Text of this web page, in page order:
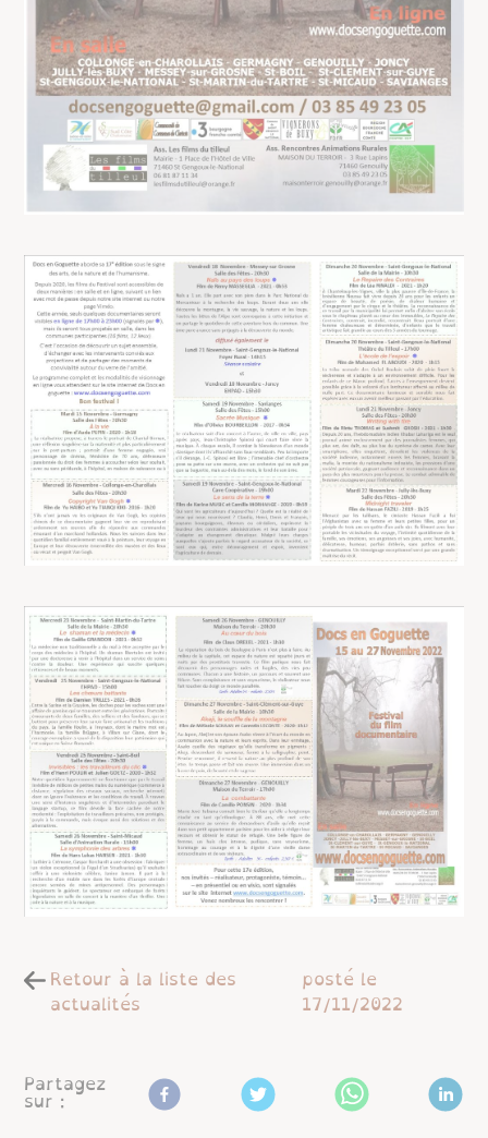
Retour à la liste des
actualités
posté le
17/11/2022
Partagez
sur :